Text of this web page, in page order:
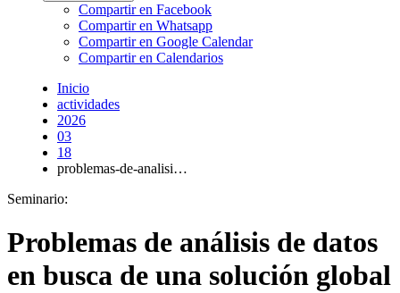
Compartir en Facebook
Compartir en Whatsapp
Compartir en Google Calendar
Compartir en Calendarios
Inicio
actividades
2026
03
18
problemas-de-analisi…
Seminario:
Problemas de análisis de datos
en busca de una solución global